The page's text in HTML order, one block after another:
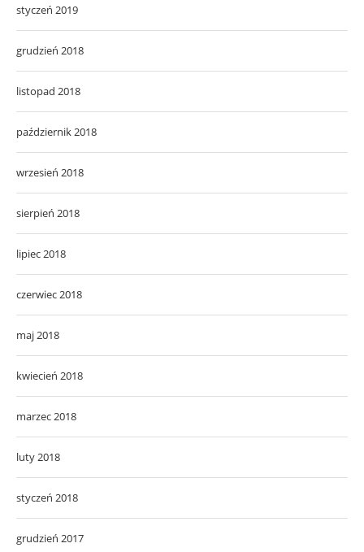
styczeń 2019
grudzień 2018
listopad 2018
październik 2018
wrzesień 2018
sierpień 2018
lipiec 2018
czerwiec 2018
maj 2018
kwiecień 2018
marzec 2018
luty 2018
styczeń 2018
grudzień 2017